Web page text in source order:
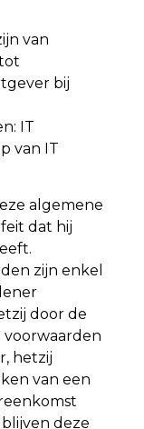
van
bij
IT
van IT
algemene
dat hij
zijn enkel
door de
voorwaarden
hetzij
van een
deze